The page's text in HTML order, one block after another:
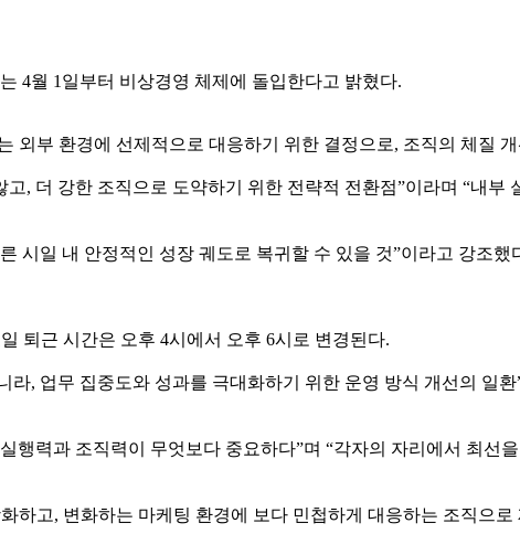
4월 1일부터 비상경영 체제에 돌입한다고 밝혔다.
외부 환경에 선제적으로 대응하기 위한 결정으로, 조직의 체질
, 더 강한 조직으로 도약하기 위한 전략적 전환점”이라며 “내부
시일 내 안정적인 성장 궤도로 복귀할 수 있을 것”이라고 강조했
퇴근 시간은 오후 4시에서 오후 6시로 변경된다.
, 업무 집중도와 성과를 극대화하기 위한 운영 방식 개선의 일
력과 조직력이 무엇보다 중요하다”며 “각자의 자리에서 최선
하고, 변화하는 마케팅 환경에 보다 민첩하게 대응하는 조직으로